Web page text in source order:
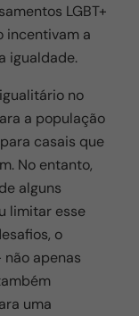
LGBT+
incentivam a
igualdade.
no
a população
casais que
No entanto,
alguns
limitar esse
o
não apenas
uma